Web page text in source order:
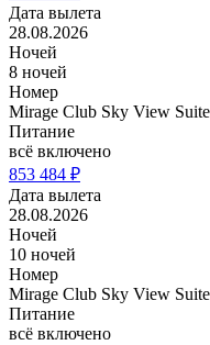
Дата вылета
28.08.2026
Ночей
8 ночей
Номер
Mirage Club Sky View Suite
Питание
всё включено
853 484 ₽
Дата вылета
28.08.2026
Ночей
10 ночей
Номер
Mirage Club Sky View Suite
Питание
всё включено